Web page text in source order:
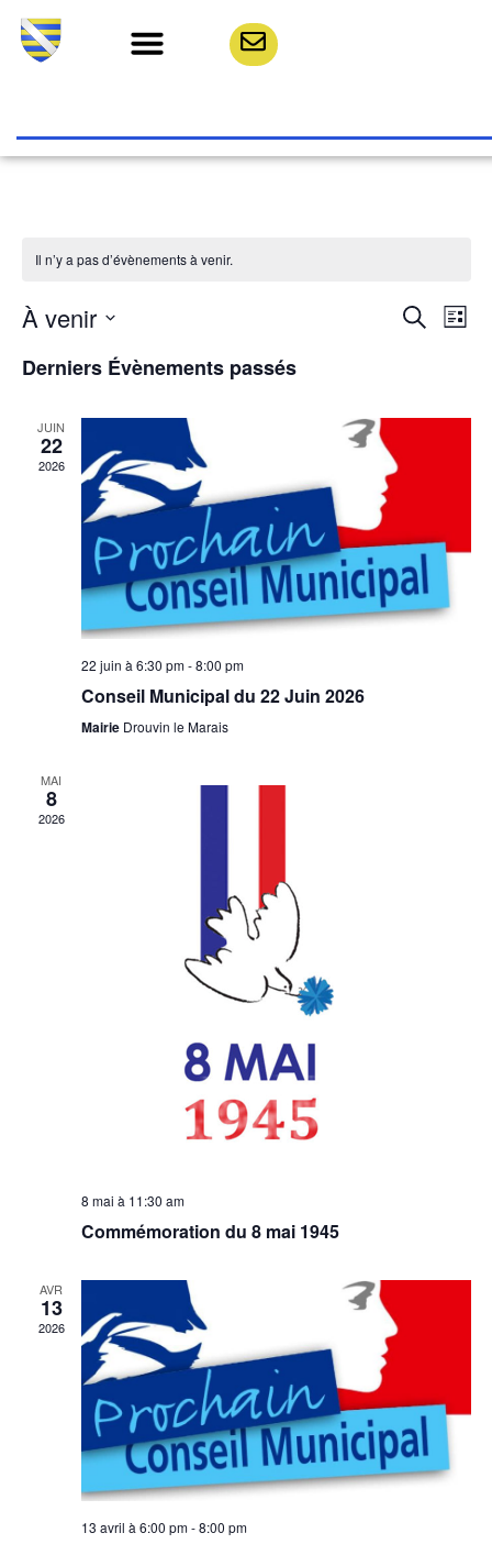
Il n’y a pas d’évènements à venir.
vues
Recherche
Liste
À venir
une
date.
Derniers Évènements passés
JUIN
22
2026
22 juin à 6:30 pm-8:00 pm
Conseil Municipal du 22 Juin 2026
Mairie Drouvin le Marais
MAI
8
2026
8 mai à 11:30 am
Commémoration du 8 mai 1945
AVR
13
2026
13 avril à 6:00 pm-8:00 pm